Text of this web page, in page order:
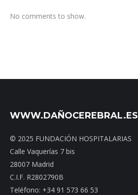
No comments to show.
WWW.DAÑOCEREBRAL.ES
© 2025 FUNDACIÓN HOSPITALARIAS
Calle Vaquerías 7 bis
28007 Madrid
C.I.F. R2802790B
Teléfono: +34 91 573 66 53